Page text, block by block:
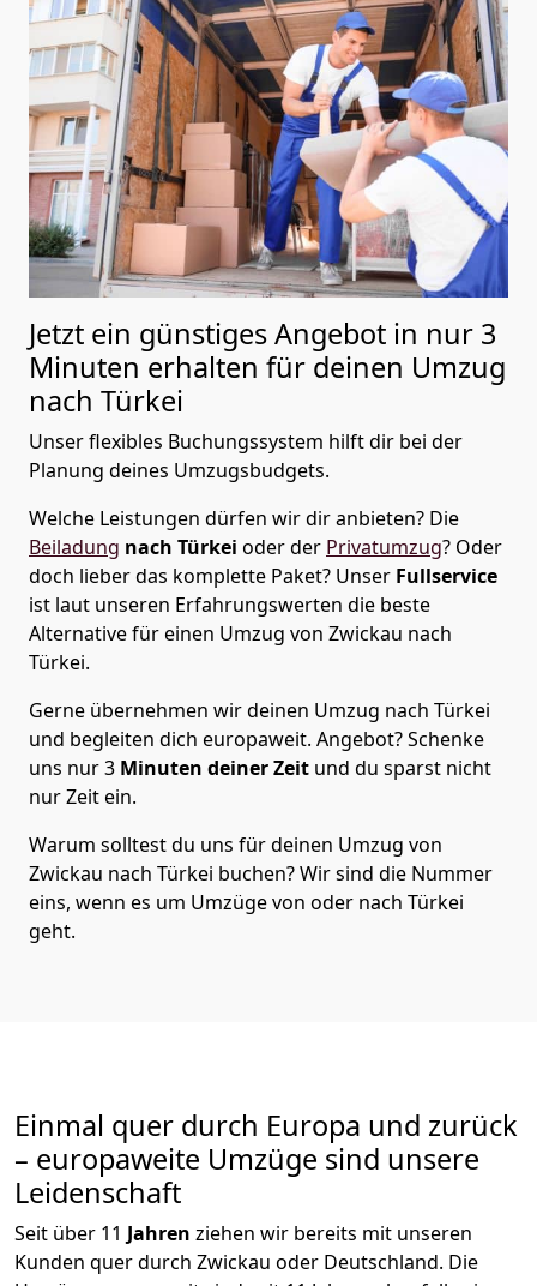
Jetzt ein günstiges Angebot in nur 3
Minuten erhalten für deinen Umzug
nach Türkei
Unser flexibles Buchungssystem hilft dir bei der
Planung deines Umzugsbudgets.
Welche Leistungen dürfen wir dir anbieten? Die
Beiladung nach Türkei oder der Privatumzug? Oder
doch lieber das komplette Paket? Unser Fullservice
ist laut unseren Erfahrungswerten die beste
Alternative für einen Umzug von Zwickau nach
Türkei.
Gerne übernehmen wir deinen Umzug nach Türkei
und begleiten dich europaweit. Angebot? Schenke
uns nur3 Minuten deiner Zeit und du sparst nicht
nur Zeit ein.
Warum solltest du uns für deinen Umzug von
Zwickau nach Türkei buchen? Wir sind die Nummer
eins, wenn es um Umzüge von oder nach Türkei
geht.
Einmal quer durch Europa und zurück
– europaweite Umzüge sind unsere
Leidenschaft
Seit über 11 Jahren ziehen wir bereits mit unseren
Kunden quer durch Zwickau oder Deutschland. Die